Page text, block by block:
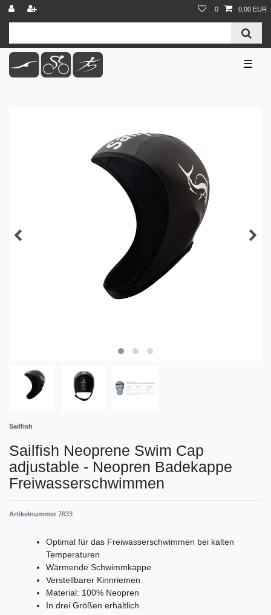
0 0,00 EUR
☰
Sailfish
Sailfish Neoprene Swim Cap
adjustable - Neopren Badekappe
Freiwasserschwimmen
Artikelnummer 7633
Optimal für das Freiwasserschwimmen bei kalten
Temperaturen
Wärmende Schwimmkappe
Verstellbarer Kinnriemen
Material: 100% Neopren
In drei Größen erhältlich